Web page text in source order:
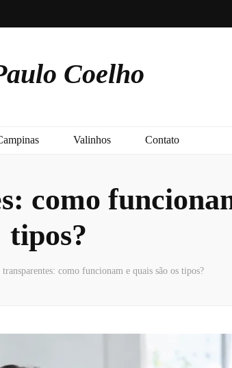
Coelho
Valinhos Contato
como
tipos?
como funcionam e quais são os tipos?